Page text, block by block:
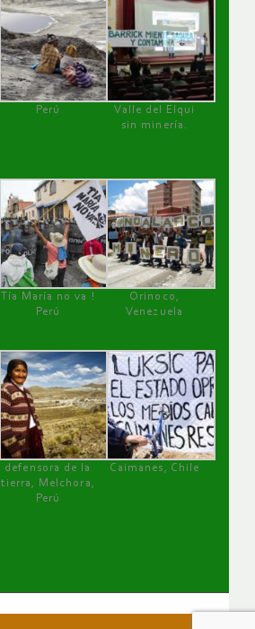
Perú
Valle del Elqui
sin minería.
Tía María no va !
Perú
Orinoco,
Venezuela
defensora de la
tierra, Melchora,
Perú
Caimanes, Chile